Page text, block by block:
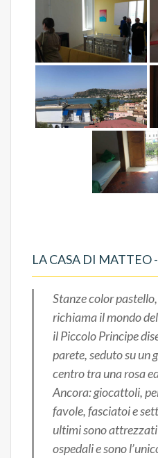
LA CASA DI MATTEO
Stanze color
richiama il mondo
il Piccolo Principe
parete, seduto su un
centro tra una rosa
Ancora: giocattoli,
favole, fasciatoi e
ultimi sono
ospedali e sono